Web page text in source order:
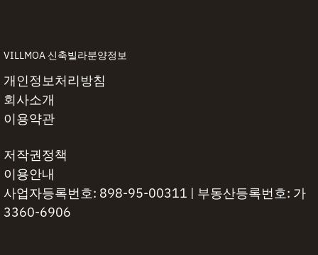
VILLMOA 신축빌라분양정보
개인정보처리방침
회사소개
이용약관
저작권정책
이용안내
사업자등록번호: 898-95-00311 | 부동산등록번호: 가
3360-6906